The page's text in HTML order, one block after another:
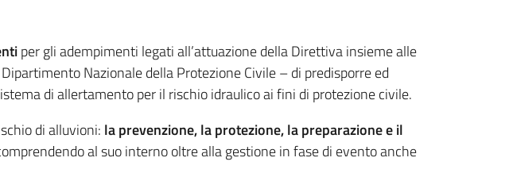
per gli adempimenti legati all’attuazione della Direttiva insieme alle
Nazionale della Protezione Civile – di predisporre ed
di allertamento per il rischio idraulico ai fini di protezione civile.
di alluvioni: la prevenzione, la protezione, la preparazione e il
al suo interno oltre alla gestione in fase di evento anche